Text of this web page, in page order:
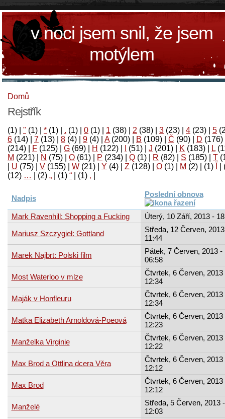
v noci jsem snil, že jsem
motýlem
Domů
Rejstřík
(1) " (1) * (1) . (1) 0 (1) 1 (38) 2 (38) 3 (23) 4 (23) 5
6 (14) 7 (13) 8 (4) 9 (4) A(200) B (109) Č (90) D (176)
(214)
F (125) G (69) H (122) (51) J (201) K (183) L
M (221) N (75) O (61) P (234) Q (1) R (82) S (185) T
U (75) V (155) W (21) Y (4) Z (128) Ο (1) М (2)
(1)
‚
(1)
“
(1)
„
(2)
…
(12)
Nadpis Poslední obnova
Mark Ravenhill: Shopping a Fucking
Úterý, 10 Září, 2013 -
Mariusz Szczygieł: Gottland
Středa, 12 Červen,
11:44
Marek Najbrt: Polski film
Pátek, 7 Červen, 2013 -
06:58
Most Waterloo v mlze
Čtvrtek, 6 Červen, 2013
12:34
Maják v Honfleuru
Čtvrtek, 6 Červen, 2013
12:34
Matka Elizabeth Arnoldová-Poeová
Čtvrtek, 6 Červen, 2013
12:23
Manželka Virginie
Čtvrtek, 6 Červen, 2013
12:22
Max Brod a Ottlina dcera Věra
Čtvrtek, 6 Červen, 2013
12:12
Max Brod
Čtvrtek, 6 Červen, 2013
12:12
Manželé
Středa, 5 Červen, 2013 -
12:03